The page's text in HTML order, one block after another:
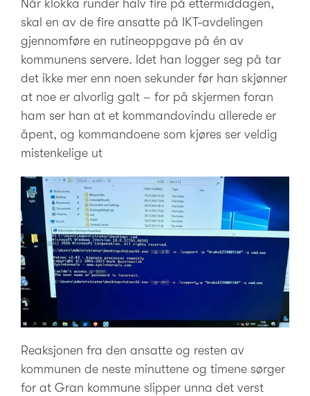
Når klokka runder halv fire på ettermiddagen,
skal en av de fire ansatte på IKT-avdelingen
gjennomføre en rutineoppgave på én av
kommunens servere. Idet han logger seg på tar
det ikke mer enn noen sekunder før han skjønner
at noe er alvorlig galt – for på skjermen foran
ham ser han at et kommandovindu allerede er
åpent, og kommandoene som kjøres ser veldig
mistenkelige ut
Reaksjonen fra den ansatte og resten av
kommunen de neste minuttene og timene sørger
for at Gran kommune slipper unna det verst